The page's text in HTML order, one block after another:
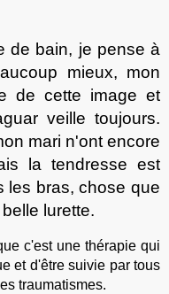
de bain, je pense à
mieux, mon
de cette image et
veille toujours.
mari n'ont encore
la tendresse est
les bras, chose que
lurette.
c'est une thérapie qui
et d'être suivie par tous
traumatismes.